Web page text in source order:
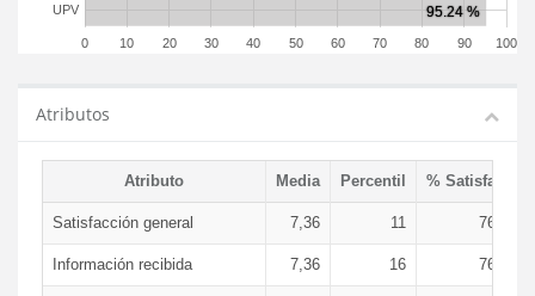
0 10 20 30 40 50 60 70 80 90 100
UPV
Atributos
Atributo Media Percentil % Satisfacción
Satisfacción general 7,36 11 76,05 %
Información recibida 7,36 16 76,05 %